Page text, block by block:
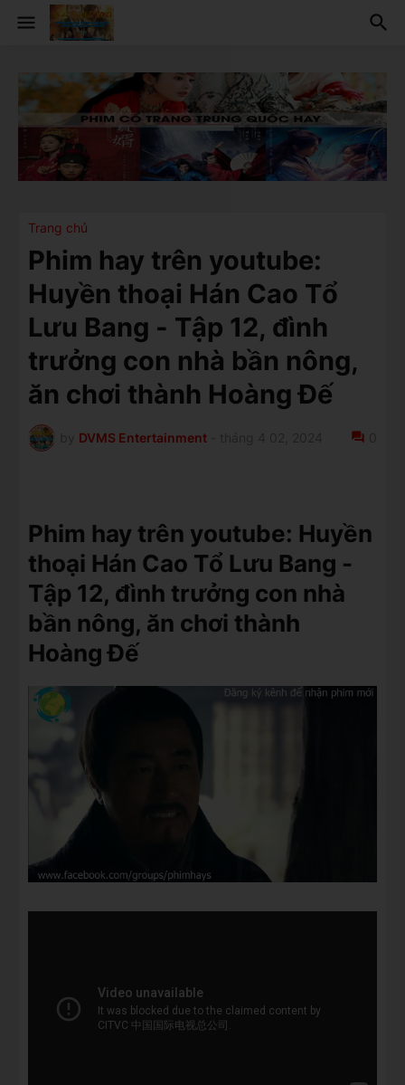
Trang chủ
Phim hay trên youtube:
Huyền thoại Hán Cao Tổ
Lưu Bang - Tập 12, đình
trưởng con nhà bần nông,
ăn chơi thành Hoàng Đế
DVMS Entertainment
Phim hay trên youtube: Huyền
thoại Hán Cao Tổ Lưu Bang -
Tập 12, đình trưởng con nhà
bần nông, ăn chơi thành
Hoàng Đế